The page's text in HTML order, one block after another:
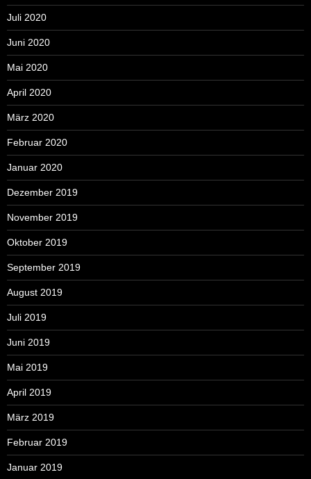
Juli 2020
Juni 2020
Mai 2020
April 2020
März 2020
Februar 2020
Januar 2020
Dezember 2019
November 2019
Oktober 2019
September 2019
August 2019
Juli 2019
Juni 2019
Mai 2019
April 2019
März 2019
Februar 2019
Januar 2019